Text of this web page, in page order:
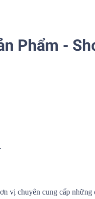
Phẩm -
vị chuyên cung cấp những